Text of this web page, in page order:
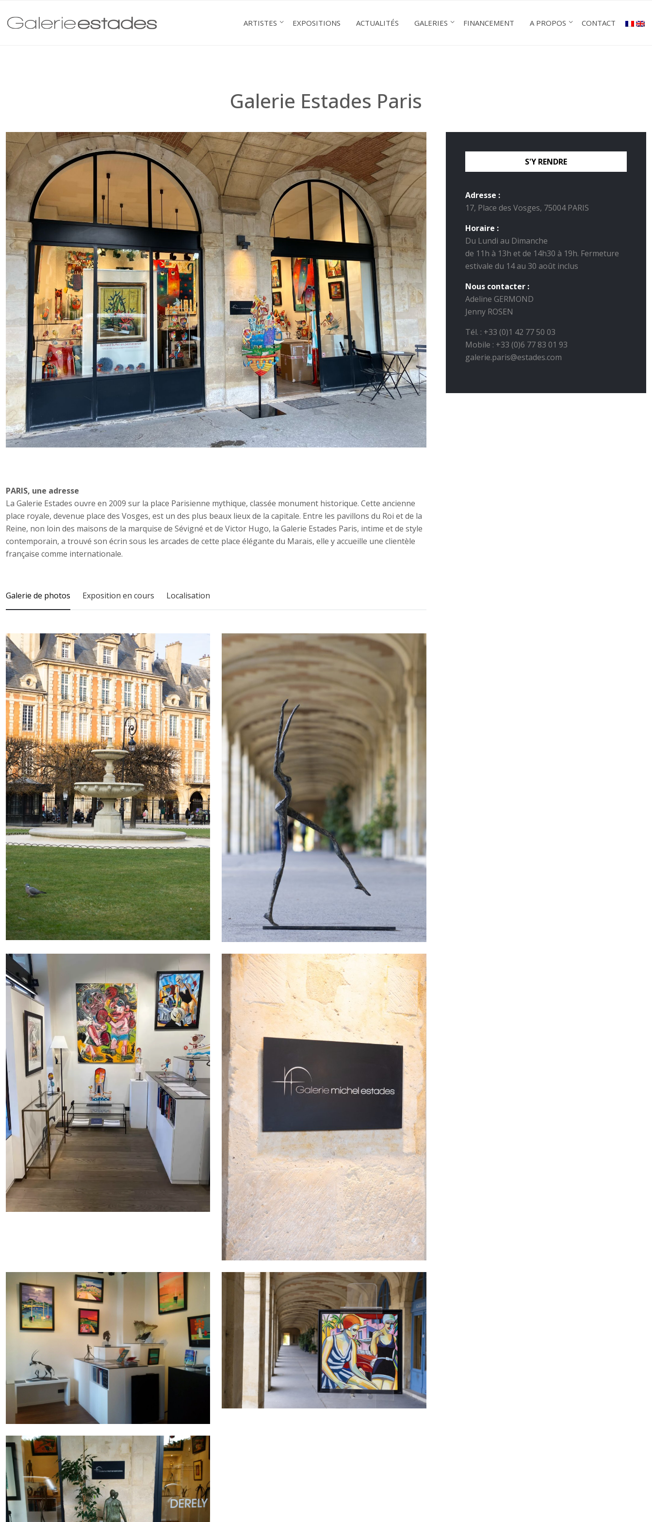
ARTISTES EXPOSITIONS ACTUALITÉS GALERIES FINANCEMENT A PROPOS CONTACT
Galerie Estades Paris
PARIS, une adresse
La Galerie Estades ouvre en 2009 sur la place Parisienne mythique, classée monument historique. Cette ancienne
place royale, devenue place des Vosges, est un des plus beaux lieux de la capitale. Entre les pavillons du Roi et de la
Reine, non loin des maisons de la marquise de Sévigné et de Victor Hugo, la Galerie Estades Paris, intime et de style
contemporain, a trouvé son écrin sous les arcades de cette place élégante du Marais, elle y accueille une clientèle
française comme internationale.
Galerie de photos Exposition en cours Localisation
S'Y RENDRE
Adresse :
17, Place des Vosges, 75004 PARIS
Horaire :
Du Lundi au Dimanche
de 11h à 13h et de 14h30 à 19h. Fermeture
estivale du 14 au 30 août inclus
Nous contacter :
Adeline GERMOND
Jenny ROSEN
Tél. : +33 (0)1 42 77 50 03
Mobile : +33 (0)6 77 83 01 93
galerie.paris@estades.com